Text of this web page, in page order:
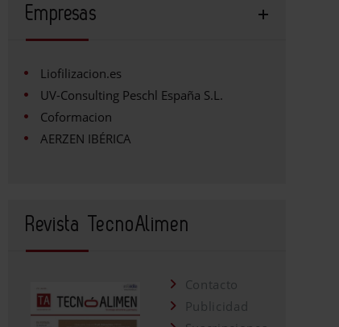
Empresas
Liofilizacion.es
UV-Consulting Peschl España S.L.
Coformacion
AERZEN IBÉRICA
Revista TecnoAlimen
Contacto
Publicidad